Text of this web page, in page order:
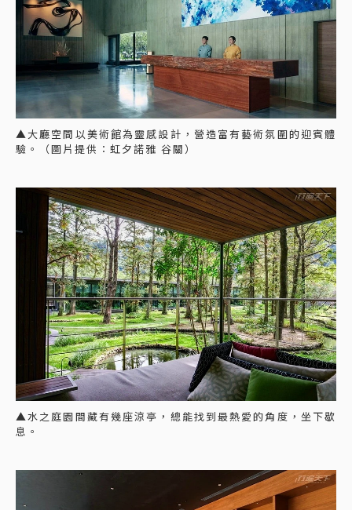
▲大廳空間以美術館為靈感設計，營造富有藝術氛圍的迎賓體
驗。（圖片提供：虹夕諾雅 谷關）
▲水之庭園間藏有幾座涼亭，總能找到最熱愛的角度，坐下歇
息。